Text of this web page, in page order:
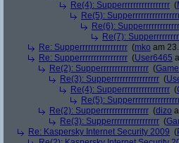
Re(4): Supperrrrrrrrrrrrrrrrr (
Re(5):
Re(6):
Re(7):
Re: Supperrrrrrrrrrrrrrrrr (mko am
Re: Supperrrrrrrrrrrrrrrrr (User6465
Re(2): Supperrrrrrrrrrrrrrrrr (
Re(3): Supperrrrrrrrrrrrrrrrr (
Re(4): Supperrrrrrrrrrrrrrrrr (
Re(5):
Re(2): Supperrrrrrrrrrrrrrrrr (dizo
Re(3): Supperrrrrrrrrrrrrrrrr (
Re: Kaspersky Internet Security 2009 (